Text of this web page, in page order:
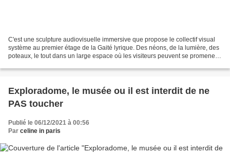
C'est une sculpture audiovisuelle immersive que propose le collectif visual
système au premier étage de la Gaité lyrique. Des néons, de la lumière, des
poteaux, le tout dans un large espace où les visiteurs peuvent se promener
Exploradome, le musée ou il est interdit de ne
PAS toucher
Publié le 06/12/2021 à 00:56
Par celine in paris